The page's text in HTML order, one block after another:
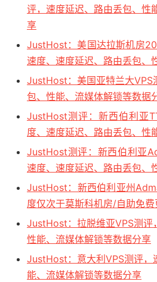
评，速度延迟、路由丢包、性
享
JustHost：美国达拉斯机房
速度、速度延迟、路由丢包、
JustHost：美国亚特兰大VPS
包、性能、流媒体解锁等数据
JustHost测评：新西伯利亚
度、速度延迟、路由丢包、性
JustHost测评：新西伯利亚
速度、速度延迟、路由丢包、
JustHost：新西伯利亚州
度仅次于莫斯科机房/自助免
JustHost：拉脱维亚VPS测评
性能、流媒体解锁等数据分享
JustHost：意大利VPS测评，
能、流媒体解锁等数据分享